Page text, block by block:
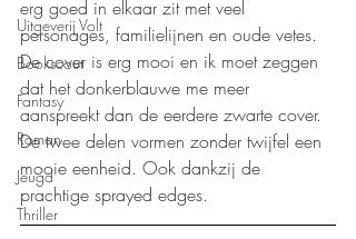
Uitgeverij Volt
Bookscout
Fantasy
Roman
Jeugd
Thriller
erg goed in elkaar zit met veel
personages, familielijnen en oude vetes.
De cover is erg mooi en ik moet zeggen
dat het donkerblauwe me meer
aanspreekt dan de eerdere zwarte cover.
De twee delen vormen zonder twijfel een
mooie eenheid. Ook dankzij de
prachtige sprayed edges.